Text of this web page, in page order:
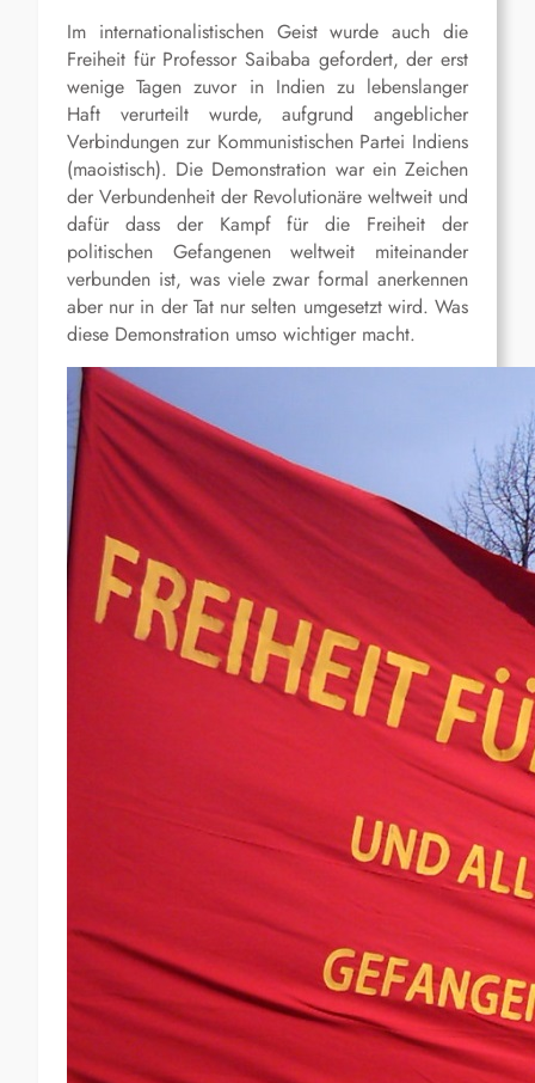
Im internationalistischen Geist wurde auch die
Freiheit für Professor Saibaba gefordert, der erst
wenige Tagen zuvor in Indien zu lebenslanger
Haft verurteilt wurde, aufgrund angeblicher
Verbindungen zur Kommunistischen Partei Indiens
(maoistisch). Die Demonstration war ein Zeichen
der Verbundenheit der Revolutionäre weltweit und
dafür dass der Kampf für die Freiheit der
politischen Gefangenen weltweit miteinander
verbunden ist, was viele zwar formal anerkennen
aber nur in der Tat nur selten umgesetzt wird. Was
diese Demonstration umso wichtiger macht.